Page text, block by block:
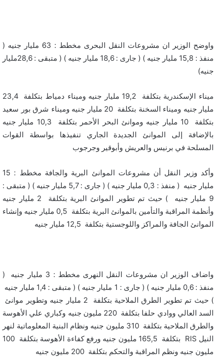
واوضح الوزير ان مشروعات النقل البحرى مخطط : 63 مليار جنيه (
منفذ : 15,8 مليار جنيه ) ( جارى : 18,6 مليار جنيه ) ( متبقى : 28,6مليار
جنيه)
ميناء الإسكندرية بتكلفة 19,2 مليار جنيه وميناء دمياط بتكلفة 23,4
مليار جنيه وميناء السخنة بتكلفة 20 مليار جنيه وميناء شرق بور سعيد
بتكلفة 10 مليار جنيه وموانئ البحر الأحمر بتكلفة 10,3 مليار جنيه
بالإضافة إلى الموانئ الجديدة الجاري تنفيذها بواسطة القوات
المسلحة في برنيس والعريش وأبوقير وجرجوب
وأكد وزير النقل أن مشروعات الموانئ البرية والجافة مخطط : 15
مليار جنيه ( منفذ : 0,3 مليار جنيه ) ( جارى : 5,7 مليار جنيه ) ( متبقى :
9 مليار جنيه ) حيث تم تطوير الموانئ البرية بتكلفة 2 مليار جنيه
وأنظمة المراقبة والتأمين بالموانئ البرية بتكلفة 0,5 مليار جنيه وإنشاء
الموانئ الجافة والمراكز واللوجستية بتكلفة 12,5 مليار جنيه
واضاف الوزير ان مشروعات النقل النهرى مخطط : 3 مليار جنيه (
منفذ : 0,6 مليار جنيه ) ( جارى : 1 مليار جنيه ) ( متبقى : 1,4 مليار جنيه
) حيث تم تطوير الطرق الملاحية بتكلفة 2 مليار جنيه وتطوير موانئ
السد العالي ووادي حلفا بتكلفة 220 مليون جنيه وكباري علي الأهوسة
والطرق الملاحية بتكلفة 310 مليون جنيه ونظام البنية المعلوماتية لنهر
النيل RIS بتكلفة 165,5 مليون جنيه ورفع كفاءة الأهوسة بتكلفة 100
مليون جنيه ونظم المراقبة والتحكم بتكلفة 200 مليون جنيه